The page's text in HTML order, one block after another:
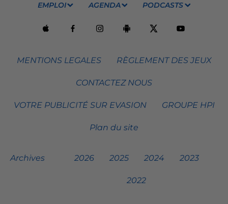
EMPLOI AGENDA PODCASTS
MENTIONS LEGALES RÈGLEMENT DES JEUX
CONTACTEZ NOUS
VOTRE PUBLICITÉ SUR EVASION GROUPE HPI
Plan du site
Archives 2026 2025 2024 2023
2022